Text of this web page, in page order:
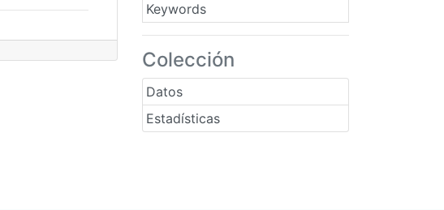
Keywords
Colección
Datos
Estadísticas